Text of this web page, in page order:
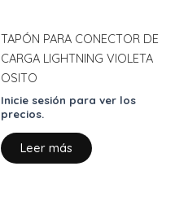
TAPÓN PARA CONECTOR DE
CARGA LIGHTNING VIOLETA
OSITO
Inicie sesión para ver los
precios.
Leer más